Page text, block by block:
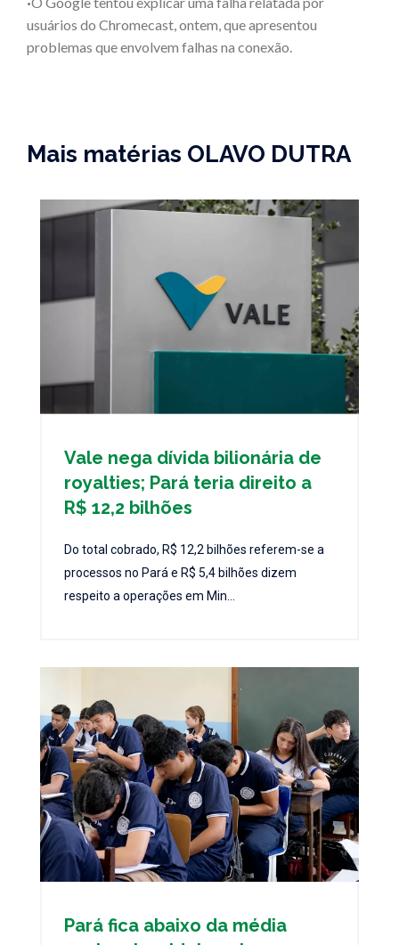
usuários do Chromecast, ontem, que apresentou
problemas que envolvem falhas na conexão.
Mais matérias OLAVO DUTRA
Vale nega dívida bilionária de
royalties; Pará teria direito a
R$ 12,2 bilhões
Do total cobrado, R$ 12,2 bilhões referem-se a
processos no Pará e R$ 5,4 bilhões dizem
respeito a operações em Min...
Pará fica abaixo da média